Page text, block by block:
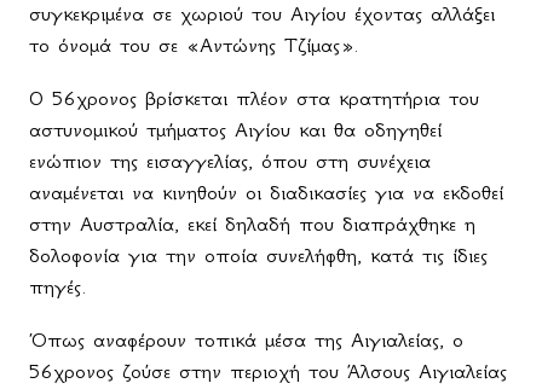
συγκεκριμένα σε χωριού του Αιγίου έχοντας αλλάξει
το όνομά του σε «Αντώνης Τζίμας».
Ο 56χρονος βρίσκεται πλέον στα κρατητήρια του
αστυνομικού τμήματος Αιγίου και θα οδηγηθεί
ενώπιον της εισαγγελίας, όπου στη συνέχεια
αναμένεται να κινηθούν οι διαδικασίες για να εκδοθεί
στην Αυστραλία, εκεί δηλαδή που διαπράχθηκε η
δολοφονία για την οποία συνελήφθη, κατά τις ίδιες
πηγές.
Όπως αναφέρουν τοπικά μέσα της Αιγιαλείας, ο
56χρονος ζούσε στην περιοχή του Άλσους Αιγιαλείας